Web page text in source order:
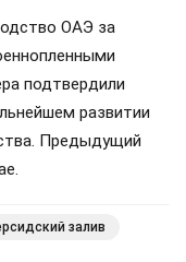
ОАЭ за
подтвердили
развитии
Предыдущий
залив